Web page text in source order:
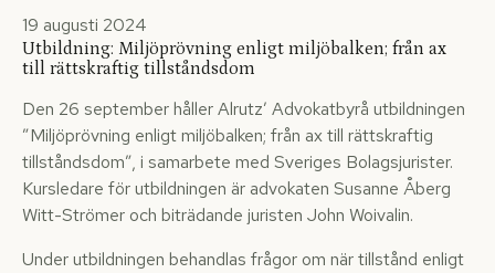
19 augusti 2024
Utbildning: Miljöprövning enligt miljöbalken; från ax
till rättskraftig tillståndsdom
Den 26 september håller Alrutz’ Advokatbyrå utbildningen
”Miljöprövning enligt miljöbalken; från ax till rättskraftig
tillståndsdom”, i samarbete med Sveriges Bolagsjurister.
Kursledare för utbildningen är advokaten Susanne Åberg
Witt-Strömer och biträdande juristen John Woivalin.
Under utbildningen behandlas frågor om när tillstånd enligt